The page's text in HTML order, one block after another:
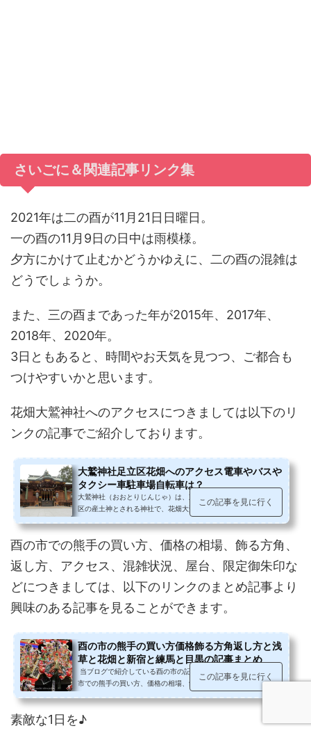
さいごに＆関連記事リンク集
2021年は二の酉が11月21日日曜日。
一の酉の11月9日の日中は雨模様。
夕方にかけて止むかどうかゆえに、二の酉の混雑は
どうでしょうか。
また、三の酉まであった年が2015年、2017年、
2018年、2020年。
3日ともあると、時間やお天気を見つつ、ご都合も
つけやすいかと思います。
花畑大鷲神社へのアクセスにつきましては以下のリ
ンクの記事でご紹介しております。
大鷲神社足立区花畑へのアクセス電車やバスや
タクシー車駐車場自転車は？
大鷲神社（おおとりじんじゃ）は、東京都足立区で地元・花畑地
区の産土神とされる神社で、花畑大鷲神社（はなはたおおとりじ
この記事を見に行く
酉の市での熊手の買い方、価格の相場、飾る方角、
返し方、アクセス、混雑状況、屋台、限定御朱印な
どにつきましては、以下のリンクのまとめ記事より
興味のある記事を見ることができます。
酉の市の熊手の買い方価格飾る方角返し方と浅
草と花畑と新宿と練馬と目黒の記事まとめ
当ブログで紹介している酉の市の記事をまとめてみました。酉の
市での熊手の買い方、価格の相場、飾る方角、返し方、アクセ
この記事を見に行く
素敵な1日を♪